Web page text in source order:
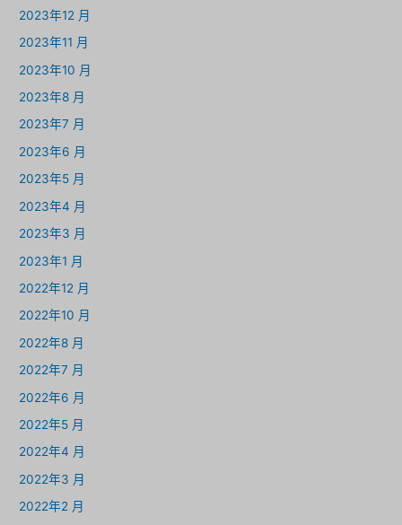
2023年12 月
2023年11 月
2023年10 月
2023年8 月
2023年7 月
2023年6 月
2023年5 月
2023年4 月
2023年3 月
2023年1 月
2022年12 月
2022年10 月
2022年8 月
2022年7 月
2022年6 月
2022年5 月
2022年4 月
2022年3 月
2022年2 月